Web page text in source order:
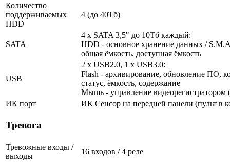
Количество
поддерживаемых
HDD
4 (до 40Тб)
SATA
4 x SATA 3,5" до 10Тб каждый:
HDD - основное хранение данных /
общая ёмкость, доступная ёмкость
USB
2 x USB2.0, 1 x USB3.0:
Flash - архивирование, обновление ПО,
статус, ёмкость, содержание
Мышь - управление видеорегистратором
ИК порт
ИК Сенсор на передней панели (пульт в
Тревога
Тревожные входы /
выходы
16 входов / 4 реле